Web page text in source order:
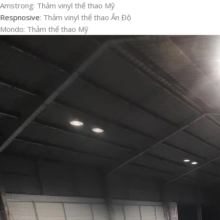
Amstrong: Thảm vinyl thể thao Mỹ
Respnosive: Thảm vinyl thể thao Ấn Độ
Mondo: Thảm thể thao Mỹ